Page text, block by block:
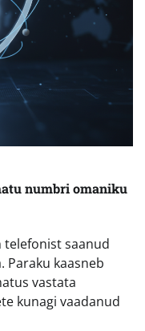
numbri omaniku
telefonist saanud
Paraku kaasneb
vastata
kunagi vaadanud